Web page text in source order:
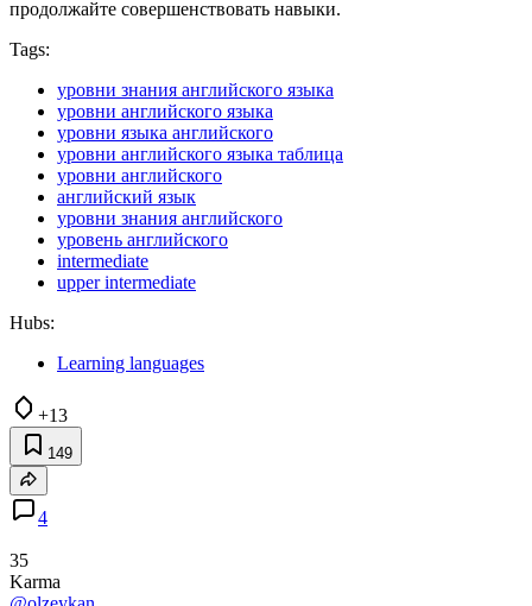
продолжайте совершенствовать навыки.
Tags:
уровни знания английского языка
уровни английского языка
уровни языка английского
уровни английского языка таблица
уровни английского
английский язык
уровни знания английского
уровень английского
intermediate
upper intermediate
Hubs:
Learning languages
+13
149
4
35
Karma